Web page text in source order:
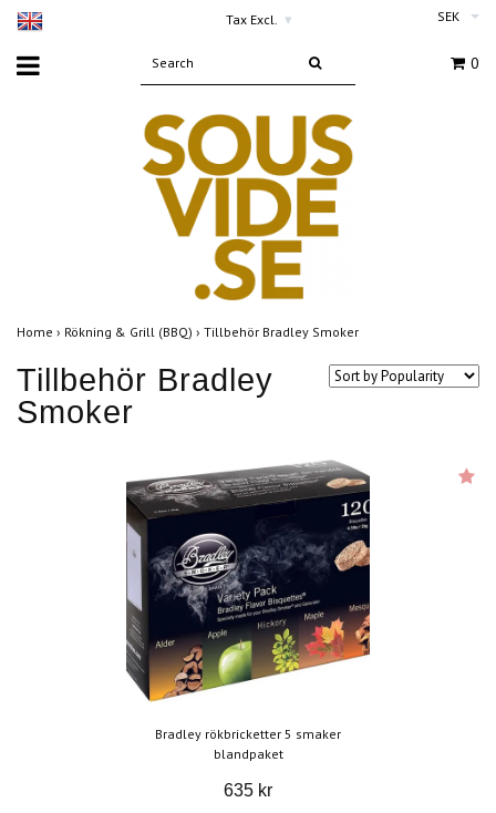
Tax Excl. ▾ SEK
0
Home › Rökning & Grill (BBQ) › Tillbehör Bradley Smoker
Tillbehör Bradley
Smoker
Bradley rökbricketter 5 smaker
blandpaket
635 kr